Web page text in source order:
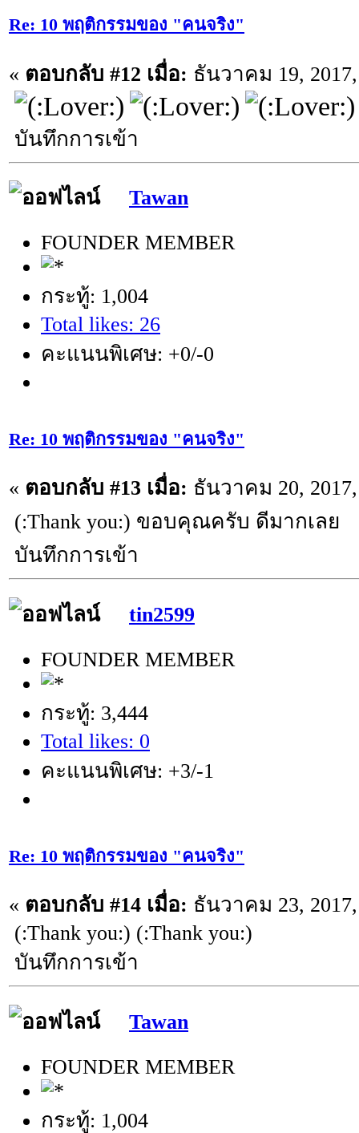
Re: 10 พฤติกรรมของ "คนจริง"
« ตอบกลับ #12 เมื่อ: ธันวาคม 19, 2017,
บันทึกการเข้า
Tawan
FOUNDER MEMBER
กระทู้: 1,004
Total likes: 26
คะแนนพิเศษ: +0/-0
Re: 10 พฤติกรรมของ "คนจริง"
« ตอบกลับ #13 เมื่อ: ธันวาคม 20, 2017,
(:Thank you:) ขอบคุณครับ ดีมากเลย
บันทึกการเข้า
tin2599
FOUNDER MEMBER
กระทู้: 3,444
Total likes: 0
คะแนนพิเศษ: +3/-1
Re: 10 พฤติกรรมของ "คนจริง"
« ตอบกลับ #14 เมื่อ: ธันวาคม 23, 2017,
(:Thank you:) (:Thank you:)
บันทึกการเข้า
Tawan
FOUNDER MEMBER
กระทู้: 1,004